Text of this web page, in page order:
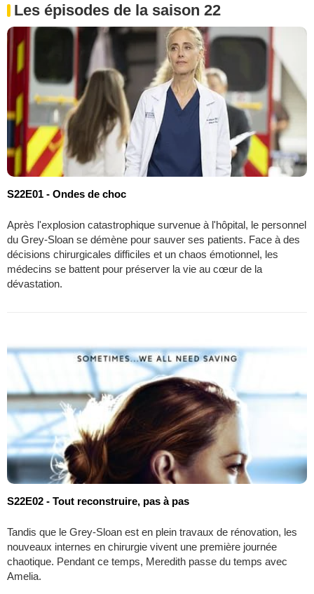
Les épisodes de la saison 22
S22E01 - Ondes de choc
Après l'explosion catastrophique survenue à l'hôpital, le personnel
du Grey-Sloan se démène pour sauver ses patients. Face à des
décisions chirurgicales difficiles et un chaos émotionnel, les
médecins se battent pour préserver la vie au cœur de la
dévastation.
S22E02 - Tout reconstruire, pas à pas
Tandis que le Grey-Sloan est en plein travaux de rénovation, les
nouveaux internes en chirurgie vivent une première journée
chaotique. Pendant ce temps, Meredith passe du temps avec
Amelia.